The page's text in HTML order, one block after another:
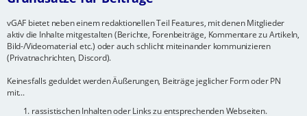
vGAF bietet neben einem redaktionellen Teil Features, mit denen Mitglieder
aktiv die Inhalte mitgestalten (Berichte, Forenbeiträge, Kommentare zu Artikeln,
Bild-/Videomaterial etc.) oder auch schlicht miteinander kommunizieren
(Privatnachrichten, Discord).
Keinesfalls geduldet werden Äußerungen, Beiträge jeglicher Form oder PN
mit...
rassistischen Inhalten oder Links zu entsprechenden Webseiten.